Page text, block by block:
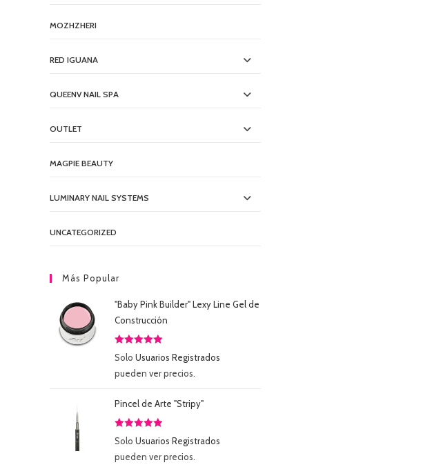
MOZHZHERI
RED IGUANA
QUEENV NAIL SPA
OUTLET
MAGPIE BEAUTY
LUMINARY NAIL SYSTEMS
UNCATEGORIZED
Más Popular
"Baby Pink Builder" Lexy Line Gel de
Construcción
Valorado
5.00
5
Solo Usuarios Registrados
pueden ver precios.
Pincel de Arte "Stripy"
Valorado
5.00
Solo Usuarios Registrados
pueden ver precios.